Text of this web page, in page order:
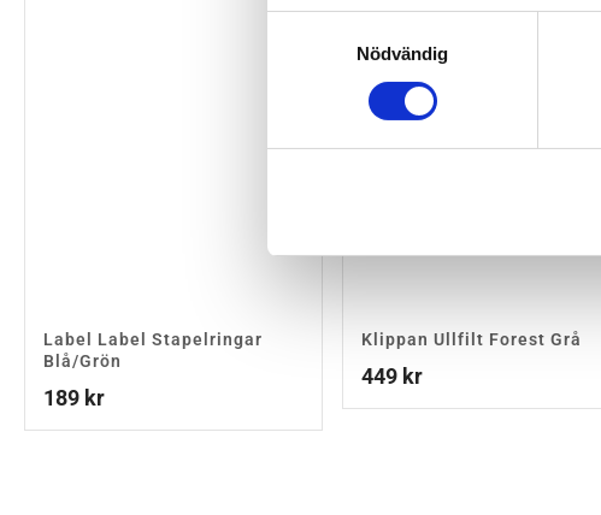
Nödvändig
Label Label Stapelringar
Blå/Grön
189 kr
Klippan Ullfilt Forest Grå
449 kr